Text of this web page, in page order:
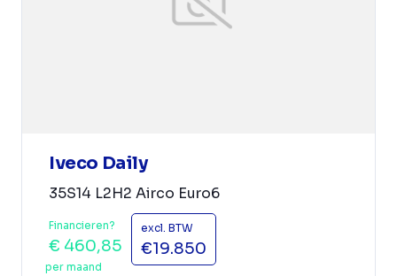
Iveco Daily
35S14 L2H2 Airco Euro6
Financieren?
€ 460,85
per maand
excl. BTW
€19.850